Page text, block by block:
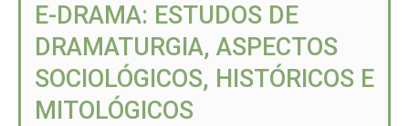
E-DRAMA: ESTUDOS DE
DRAMATURGIA, ASPECTOS
SOCIOLÓGICOS, HISTÓRICOS E
MITOLÓGICOS